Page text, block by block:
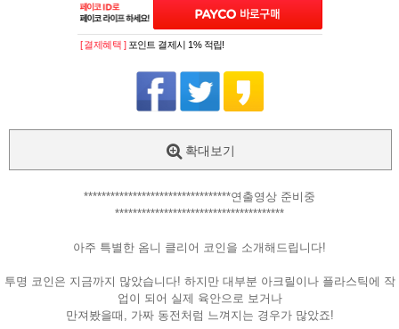
[ 결제혜택 ] 포인트 결제시 1% 적립!
확대보기
*********************************연출영상 준비중
**************************************
아주 특별한 옴니 클리어 코인을 소개해드립니다!
투명 코인은 지금까지 많았습니다! 하지만 대부분 아크릴이나 플라스틱에 작
업이 되어 실제 육안으로 보거나
만져봤을때, 가짜 동전처럼 느껴지는 경우가 많았죠!